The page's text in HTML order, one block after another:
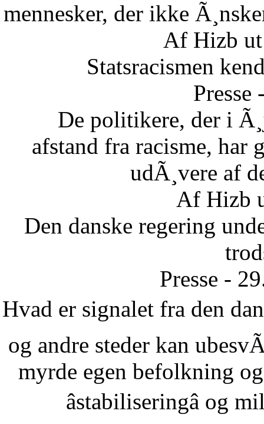
mennesker, der ikke
Af Hizb
Statsracismen
De politikere, der i
afstand fra racisme, har
udÃ¸vere af
Af Hizb
Den danske regering
Presse -
Hvad er signalet fra den
og andre steder kan
myrde egen befolkning
âstabiliseringâ